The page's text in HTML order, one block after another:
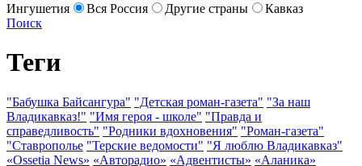
Ингушетия
Вся Россия Другие страны
Кавказ
Поиск
Теги
"Бабушка Байсангура" "Детская роман-газета" "За наш
Владикавказ!" "Имя героя - школе" "Правда и
справедливость" "Родники вдохновения" "Роман-газета"
"Ставрополье "Терские ведомости" "Я люблю Владикавказ"
«Ossetia News» «Авторадио» «Адвентисты» «Аланика»